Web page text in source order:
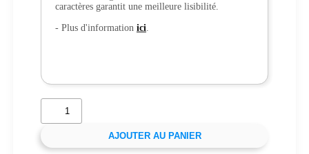
caractères garantit une meilleure lisibilité.
- Plus d'information ici.
AJOUTER AU PANIER